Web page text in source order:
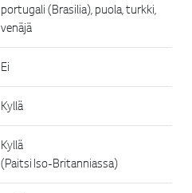
portugali (Brasilia), puola, turkki,
venäjä
Ei
Kyllä
Kyllä
(Paitsi Iso-Britanniassa)